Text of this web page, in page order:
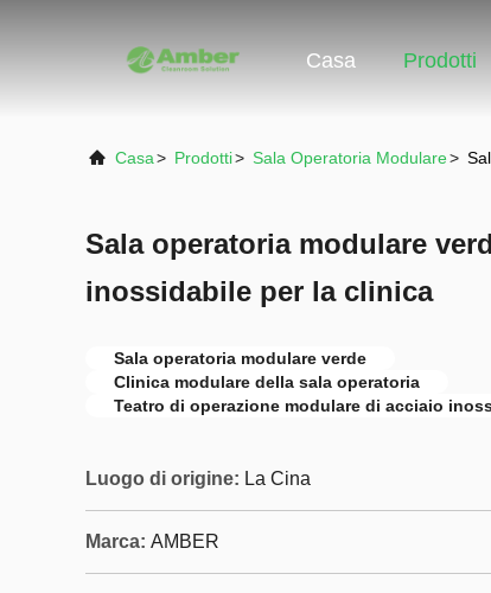
Casa Prodotti
Casa> Prodotti> Sala Operatoria Modulare>
Sala operatoria modulare
inossidabile per la clinica
Sala operatoria modulare verde
Clinica modulare della sala operatoria
Teatro di operazione modulare di acciaio
Luogo di origine: La Cina
Marca: AMBER